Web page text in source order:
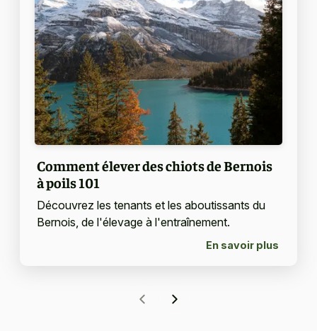
Comment élever des chiots de Bernois
à poils 101
Découvrez les tenants et les aboutissants du
Bernois, de l'élevage à l'entraînement.
En savoir plus